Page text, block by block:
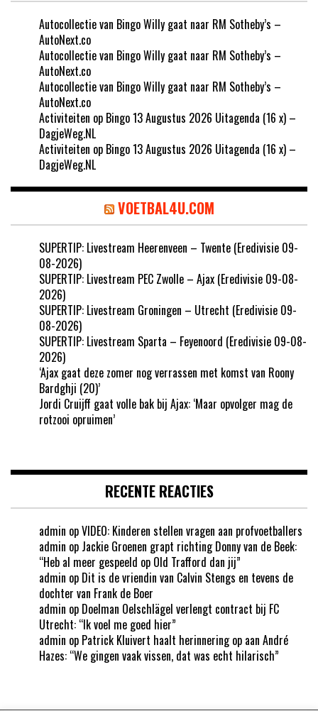
Autocollectie van Bingo Willy gaat naar RM Sotheby’s –
AutoNext.co
Autocollectie van Bingo Willy gaat naar RM Sotheby’s –
AutoNext.co
Autocollectie van Bingo Willy gaat naar RM Sotheby’s –
AutoNext.co
Activiteiten op Bingo 13 Augustus 2026 Uitagenda (16 x) –
DagjeWeg.NL
Activiteiten op Bingo 13 Augustus 2026 Uitagenda (16 x) –
DagjeWeg.NL
VOETBAL4U.COM
SUPERTIP: Livestream Heerenveen – Twente (Eredivisie 09-
08-2026)
SUPERTIP: Livestream PEC Zwolle – Ajax (Eredivisie 09-08-
2026)
SUPERTIP: Livestream Groningen – Utrecht (Eredivisie 09-
08-2026)
SUPERTIP: Livestream Sparta – Feyenoord (Eredivisie 09-08-
2026)
‘Ajax gaat deze zomer nog verrassen met komst van Roony
Bardghji (20)’
Jordi Cruijff gaat volle bak bij Ajax: ‘Maar opvolger mag de
rotzooi opruimen’
RECENTE REACTIES
admin opVIDEO: Kinderen stellen vragen aan profvoetballers
admin op Jackie Groenen grapt richting Donny van de Beek:
“Heb al meer gespeeld op Old Trafford dan jij”
admin op Dit is de vriendin van Calvin Stengs en tevens de
dochter van Frank de Boer
admin op Doelman Oelschlägel verlengt contract bij FC
Utrecht: “Ik voel me goed hier”
admin op Patrick Kluivert haalt herinnering op aan André
Hazes: “We gingen vaak vissen, dat was echt hilarisch”